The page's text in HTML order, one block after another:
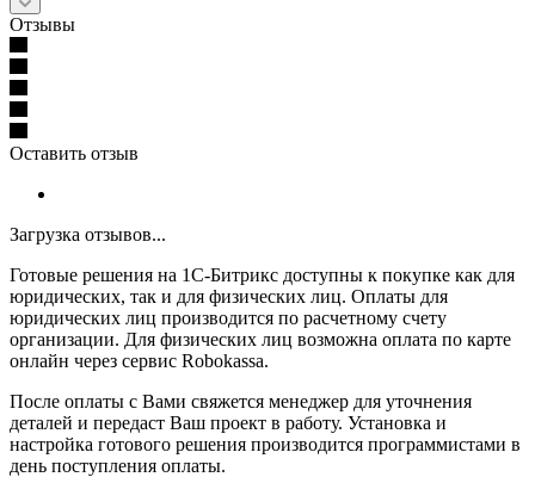
Отзывы
Оставить отзыв
Загрузка отзывов...
Готовые решения на 1С-Битрикс доступны к покупке как для
юридических, так и для физических лиц. Оплаты для
юридических лиц производится по расчетному счету
организации. Для физических лиц возможна оплата по карте
онлайн через сервис Robokassa.
После оплаты с Вами свяжется менеджер для уточнения
деталей и передаст Ваш проект в работу. Установка и
настройка готового решения производится программистами в
день поступления оплаты.